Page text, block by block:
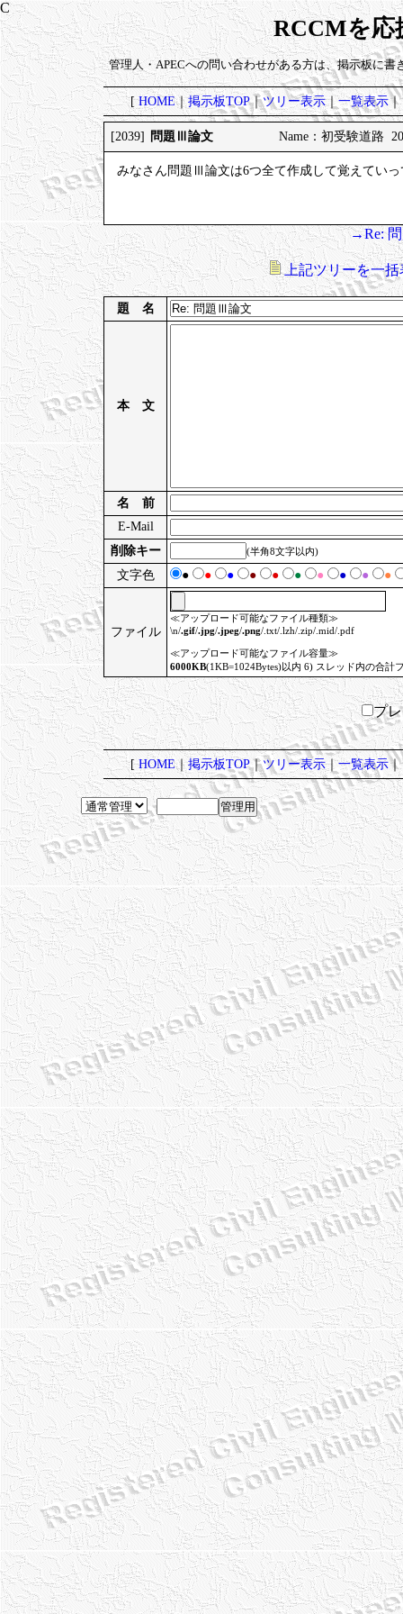
RCCMを応
管理人・APECへの問い合わせがある方は、掲示板に書
[HOME｜掲示板TOP｜ツリー表示｜一覧表示｜
[2039] 問題Ⅲ論文 Name：初受験道路
みなさん問題Ⅲ論文は6つ全て作成して覚えてい
→Re:
上記ツリーを一括
題 名
本 文
名 前
E-Mail
削除キー
(半角8文字以内)
文字色 ● ● ● ● ● ● ● ● ● ●
ファイル
≪アップロード可能なファイル種類≫
\n/.gif/.jpg/.jpeg/.png/.txt/.lzh/.zip/.mid/.pdf
≪アップロード可能なファイル容量≫
6000KB(1KB=1024Bytes)以内 6) スレッド内の合計
プ
[HOME｜掲示板TOP｜ツリー表示｜一覧表示｜